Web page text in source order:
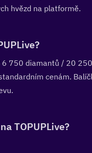
hvězd na platformě.
6 750 diamantů / 20
cenám.
na TOPUPLive?